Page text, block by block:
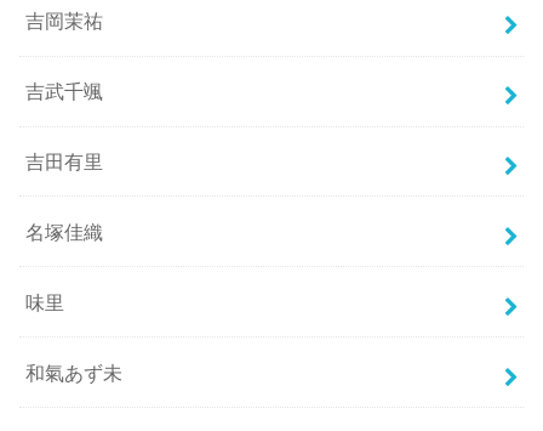
吉岡茉祐
吉武千颯
吉田有里
名塚佳織
味里
和氣あず未